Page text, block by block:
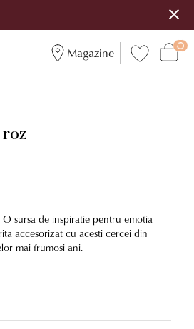
Magazine
sursa de inspiratie pentru emotia
accesorizat cu acesti cercei din
mai frumosi ani.